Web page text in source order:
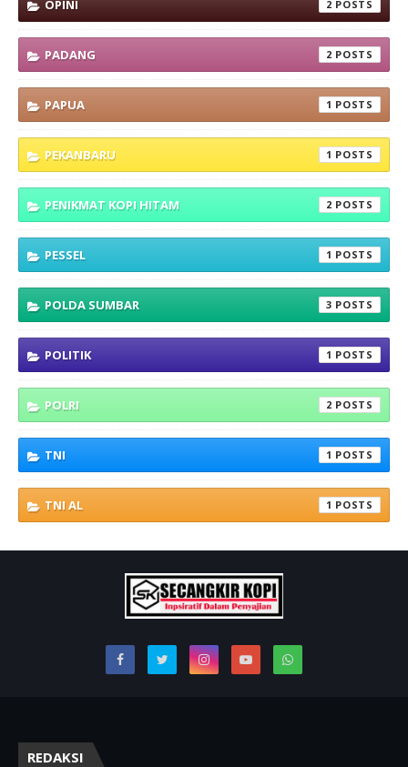
OPINI 2
PADANG 2
PAPUA 1
PEKANBARU 1
PENIKMAT KOPI HITAM 2
PESSEL 1
POLDA SUMBAR 3
POLITIK 1
POLRI 2
TNI 1
TNI AL 1
REDAKSI